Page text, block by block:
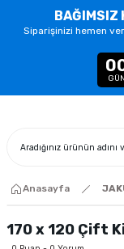
BAĞIMSIZ
Siparişinizi hemen
GÜN
Anasayfa
170 x 120 Çift